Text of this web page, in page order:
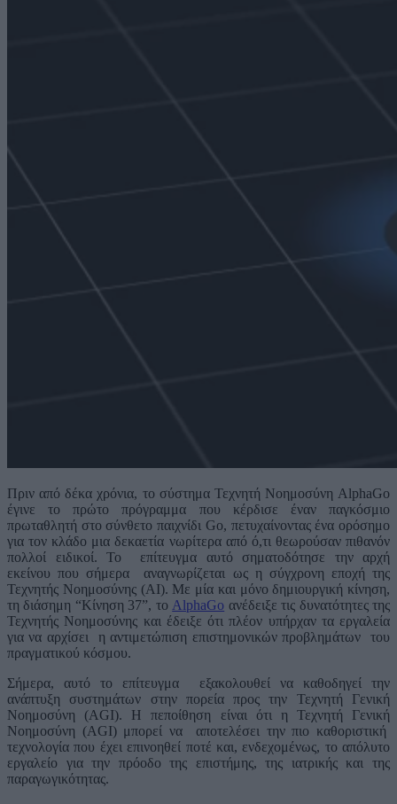
Πριν από δέκα χρόνια, το σύστημα Τεχνητή Νοημοσύνη AlphaGo
έγινε το πρώτο πρόγραμμα που κέρδισε έναν παγκόσμιο
πρωταθλητή στο σύνθετο παιχνίδι Go, πετυχαίνοντας ένα ορόσημο
για τον κλάδο μια δεκαετία νωρίτερα από ό,τι θεωρούσαν πιθανόν
πολλοί ειδικοί. Το επίτευγμα αυτό σηματοδότησε την αρχή
εκείνου που σήμερα αναγνωρίζεται ως η σύγχρονη εποχή της
Τεχνητής Νοημοσύνης (AI). Με μία και μόνο δημιουργική κίνηση,
τη διάσημη “Κίνηση 37”, τοAlphaGo ανέδειξε τις δυνατότητες της
Τεχνητής Νοημοσύνης και έδειξε ότι πλέον υπήρχαν τα εργαλεία
για να αρχίσει η αντιμετώπιση επιστημονικών προβλημάτων του
πραγματικού κόσμου.
Σήμερα, αυτό το επίτευγμα εξακολουθεί να καθοδηγεί την
ανάπτυξη συστημάτων στην πορεία προς την Τεχνητή Γενική
Νοημοσύνη (AGI). H πεποίθηση είναι ότι η Τεχνητή Γενική
Νοημοσύνη (AGI) μπορεί να αποτελέσει την πιο καθοριστική
τεχνολογία που έχει επινοηθεί ποτέ και, ενδεχομένως, το απόλυτο
εργαλείο για την πρόοδο της επιστήμης, της ιατρικής και της
παραγωγικότητας.